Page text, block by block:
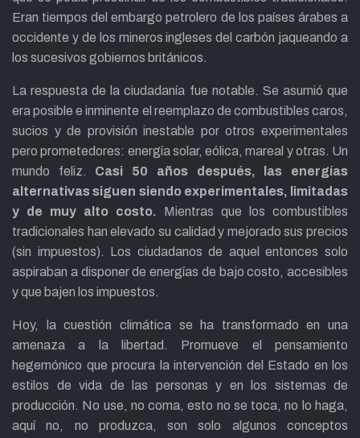
Eran tiempos del embargo petrolero de los países árabes a
occidente y de los mineros ingleses del carbón jaqueando a
los sucesivos gobiernos británicos.
La respuesta de la ciudadanía fue notable. Se asumió que
era posible e inminente el reemplazo de combustibles caros,
sucios y de provisión inestable por otros experimentales
pero prometedores: energía solar, eólica, mareal y otras. Un
mundo feliz. Casi 50 años después, las energías
alternativas siguen siendo experimentales, limitadas
y de muy alto costo. Mientras que los combustibles
tradicionales han elevado su calidad y mejorado sus precios
(sin impuestos). Los ciudadanos de aquel entonces solo
aspiraban a disponer de energías de bajo costo, accesibles
y que bajen los impuestos.
Hoy, la cuestión climática se ha transformado en una
amenaza a la libertad. Promueve el pensamiento
hegemónico que procura la intervención del Estado en los
estilos de vida de las personas y en los sistemas de
producción. No use, no coma, esto no se toca, no lo haga,
aquí no, no produzca, son solo algunos conceptos